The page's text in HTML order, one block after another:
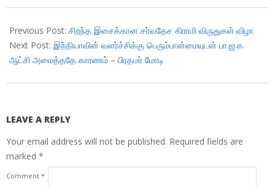
02-
13
Previous Post: சிறந்த இசைக்கான சர்வதேச கிராமி விருதுகள் விழா
Next Post: இந்தியாவின் வளர்ச்சிக்கு பெரும்பான்மையுடன் பா.ஜ.க.
ஆட்சி அமைத்ததே காரணம் – பிரதமர் மோடி
LEAVE A REPLY
Your email address will not be published. Required fields are
marked *
Comment *